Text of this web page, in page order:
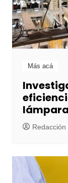
Más acá
Redacción